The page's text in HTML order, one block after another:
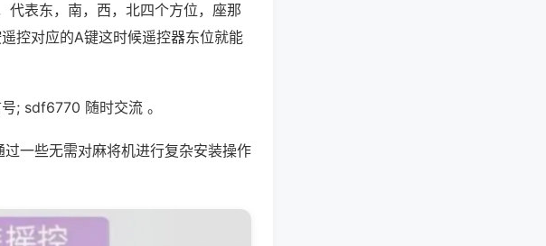
代表东，南，西，北四个方位，座那
控对应的A键这时候遥控器东位就能
; sdf6770 随时交流 。
一些无需对麻将机进行复杂安装操作